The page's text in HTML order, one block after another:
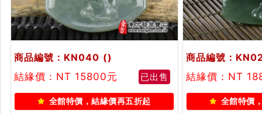
商品編號：KN040 ()
結緣價：NT 15800元
已出售
全館特價，結緣價再五折起
商品編號：
結緣價：NT
全館特價